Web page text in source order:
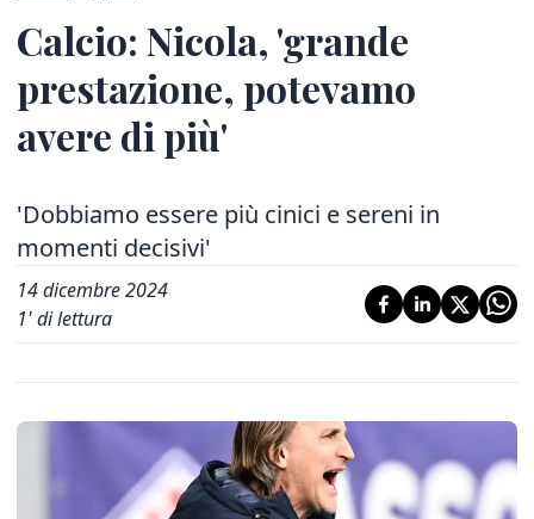
Calcio: Nicola, 'grande
prestazione, potevamo
avere di più'
'Dobbiamo essere più cinici e sereni in
momenti decisivi'
14 dicembre 2024
1' di lettura